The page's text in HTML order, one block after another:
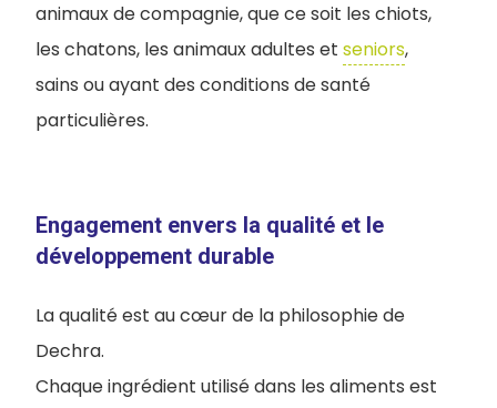
animaux de compagnie, que ce soit les chiots,
les chatons, les animaux adultes et seniors,
sains ou ayant des conditions de santé
particulières.
Engagement envers la qualité et le
développement durable
La qualité est au cœur de la philosophie de
Dechra.
Chaque ingrédient utilisé dans les aliments est